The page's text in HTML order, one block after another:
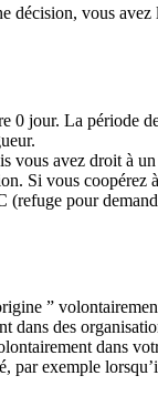
décision, vous
jour. La période
vous avez droit à
Si vous coopérez
pour
”
des
dans
par exemple